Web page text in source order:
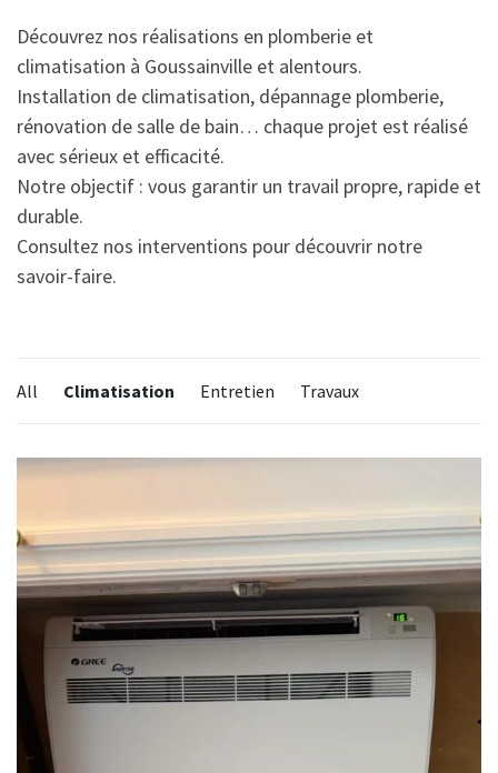
Découvrez nos réalisations en plomberie et
climatisation à Goussainville et alentours.
Installation de climatisation, dépannage plomberie,
rénovation de salle de bain… chaque projet est réalisé
avec sérieux et efficacité.
Notre objectif : vous garantir un travail propre, rapide et
durable.
Consultez nos interventions pour découvrir notre
savoir-faire.
All
Climatisation Entretien Travaux